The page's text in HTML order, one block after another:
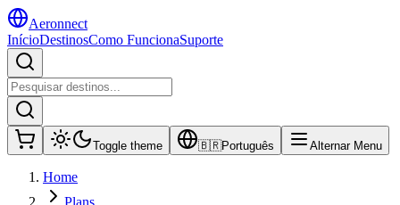
Aeronnect
InícioDestinosComo FuncionaSuporte
Toggle theme 🇧🇷Português Alternar Menu
Home
Plans